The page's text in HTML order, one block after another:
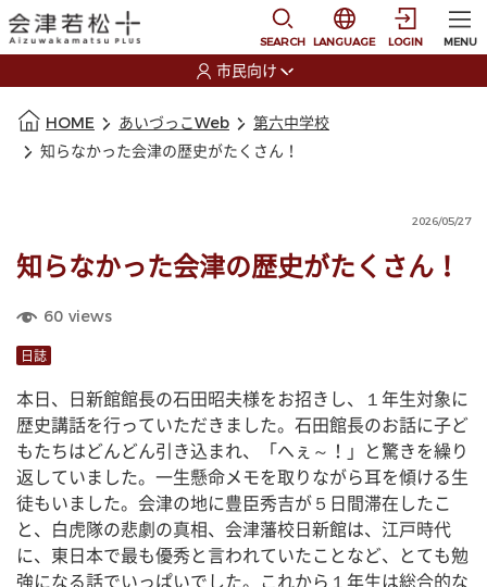
SEARCH
選択すると言語の切
LANGUAGE LOGIN MENU
市民向け
HOME あいづっこWeb
第六中学校
知らなかった会津の歴史がたくさん！
2026/05/27
知らなかった会津の歴史がたくさん！
60 views
日誌
本日、日新館館長の石田昭夫様をお招きし、１年生対象に
歴史講話を行っていただきました。石田館長のお話に子ど
もたちはどんどん引き込まれ、「へぇ～！」と驚きを繰り
返していました。一生懸命メモを取りながら耳を傾ける生
徒もいました。会津の地に豊臣秀吉が５日間滞在したこ
と、白虎隊の悲劇の真相、会津藩校日新館は、江戸時代
に、東日本で最も優秀と言われていたことなど、とても勉
強になる話でいっぱいでした。これから１年生は総合的な